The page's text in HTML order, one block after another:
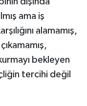
ama iş
alamamış,
bekleyen
tercihi değil